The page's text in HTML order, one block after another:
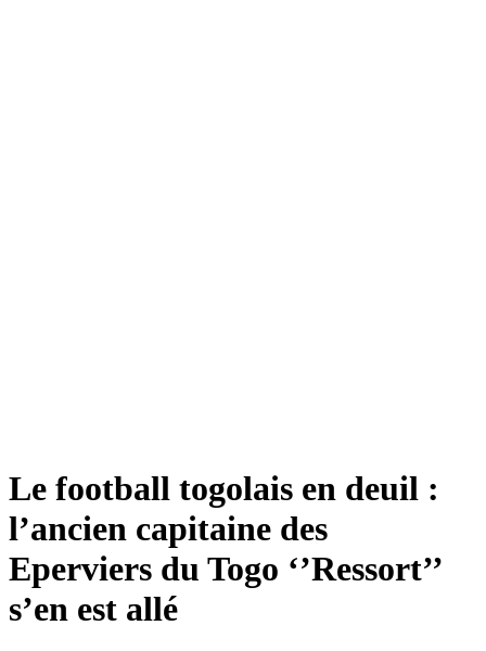
Le football togolais en deuil :
l’ancien capitaine des
Eperviers du Togo ‘’Ressort’’
s’en est allé